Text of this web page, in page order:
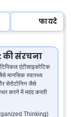
फायदे
की संरचना
एंटीसाइकोटिक
मानसिक स्वास्थ्य
सेरोटोनिन जैसे
करने में मदद करती
Thinking)